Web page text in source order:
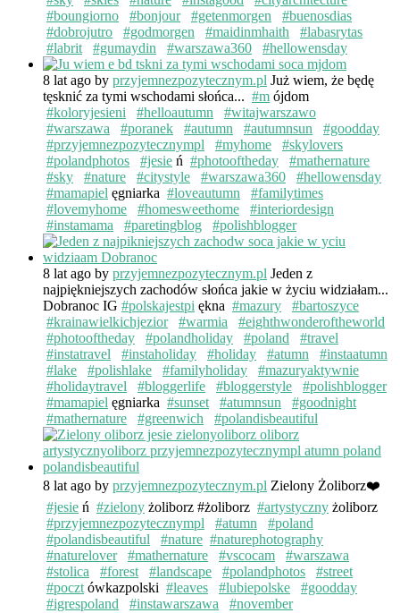
#boungiorno
#bonjour #getenmorgen
#buenosdias
#dobrojutro
#godmorgen #maidinmhaith
#labasrytas
#labrit
#gumaydin #warszawa360 #hellowensday
8 lat ago by przyjemnezpozytecznym.pl Już wiem, że będę
tęsknić za tymi wschodami słońca... #m ójdom
#koloryjesieni
#helloautumn
#witajwarszawo
#warszawa
#poranek #autumn #autumnsun
#goodday
#przyjemnezpozytecznympl
#myhome
#skylovers
#polandphotos
#jesie ń #photooftheday
#mathernature
#sky
#nature #citystyle #warszawa360
#hellowensday
#mamapiel ęgniarka #loveautumn
#familytimes
#lovemyhome
#homesweethome
#interiordesign
#instamama
#paretingblog #polishblogger
8 lat ago by przyjemnezpozytecznym.pl Jeden z
najpiękniejszych zachodów słońca jakie w życiu widziałam...
Dobranoc IG #polskajestpi ękna #mazury
#bartoszyce
#krainawielkichjezior
#warmia
#eighthwonderoftheworld
#photooftheday
#polandholiday #poland
#travel
#instatravel
#instaholiday #holiday #atumn
#instaatumn
#lake
#polishlake #familyholiday
#mazuryaktywnie
#holidaytravel
#bloggerlife #bloggerstyle
#polishblogger
#mamapiel ęgniarka #sunset #atumnsun
#goodnight
#mathernature
#greenwich #polandisbeautiful
8 lat ago by przyjemnezpozytecznym.pl Zielony Żoliborz❤️
#jesie ń #zielony żoliborz #żoliborz #artystyczny żoliborz
#przyjemnezpozytecznympl
#atumn
#poland
#polandisbeautiful
#nature #naturephotography
#naturelover
#mathernature #vscocam
#warszawa
#stolica
#forest #landscape #polandphotos
#street
#poczt ówkazpolski #leaves #lubiepolske
#goodday
#igrespoland
#instawarszawa #november